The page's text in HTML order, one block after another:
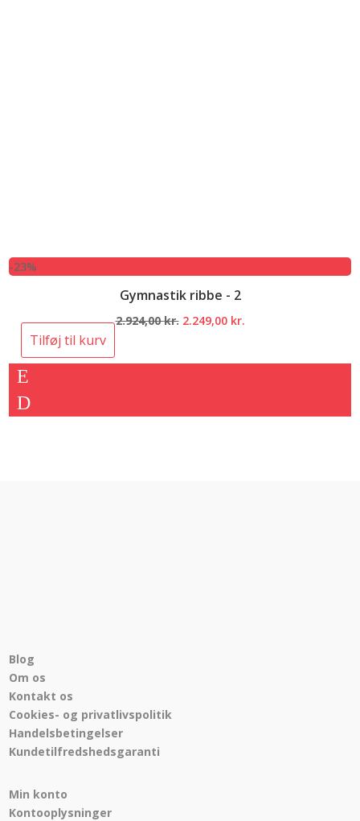
-23%
Gymnastik ribbe - 2
2.924,00kr. Den
2.249,00 kr.Den
Tilføj til kurv
Blog
Om os
Kontakt os
Cookies- og privatlivspolitik
Handelsbetingelser
Kundetilfredshedsgaranti
Min konto
Kontooplysninger